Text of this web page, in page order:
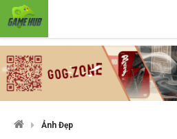
Ảnh Đẹp